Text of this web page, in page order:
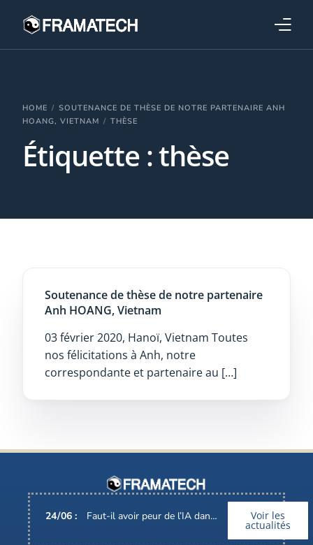
HOME
SOUTENANCE DE THÈSE DE NOTRE PARTENAIRE ANH
HOANG, VIETNAM
THÈSE
Étiquette :thèse
Soutenance de thèse de notre partenaire
Anh HOANG, Vietnam
03 février 2020, Hanoï, Vietnam Toutes
nos félicitations à Anh, notre
correspondante et partenaire au […]
24/06 : Faut-il avoir peur de l’IA dans nos métiers ? Voir les
actualités
Formations
Performance électronique